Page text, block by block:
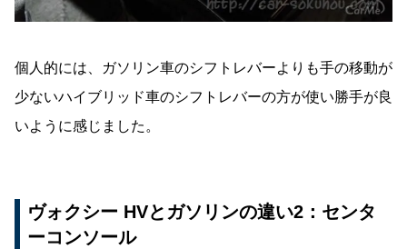
個人的には、ガソリン車のシフトレバーよりも手の移動が
少ないハイブリッド車のシフトレバーの方が使い勝手が良
いように感じました。
ヴォクシー HVとガソリンの違い2：センタ
ーコンソール